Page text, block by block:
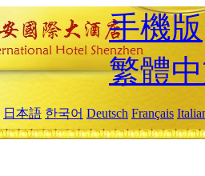
手機版
繁體
日本語 한국어 Deutsch Français